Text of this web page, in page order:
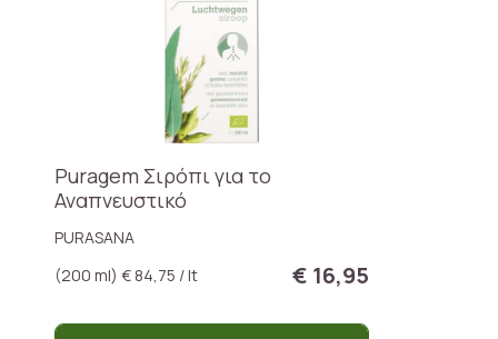
Puragem Σιρόπι για το
Αναπνευστικό
PURASANA
(200 ml) € 84,75 / lt
€ 16,95